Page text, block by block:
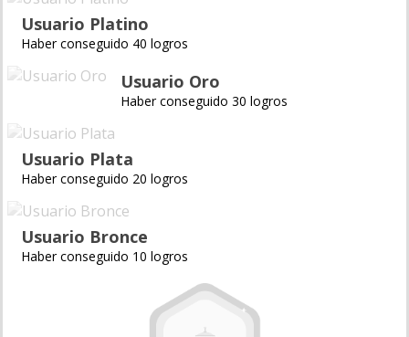
Usuario Platino
Haber conseguido 40 logros
Usuario Oro
Haber conseguido 30 logros
Usuario Plata
Haber conseguido 20 logros
Usuario Bronce
Haber conseguido 10 logros